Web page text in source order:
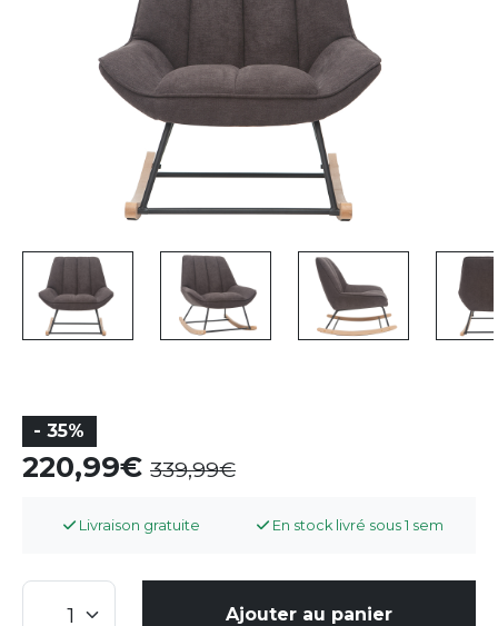
- 35%
220,99 339,99
Livraison gratuite En stock livré sous 1 sem
Ajouter au panier